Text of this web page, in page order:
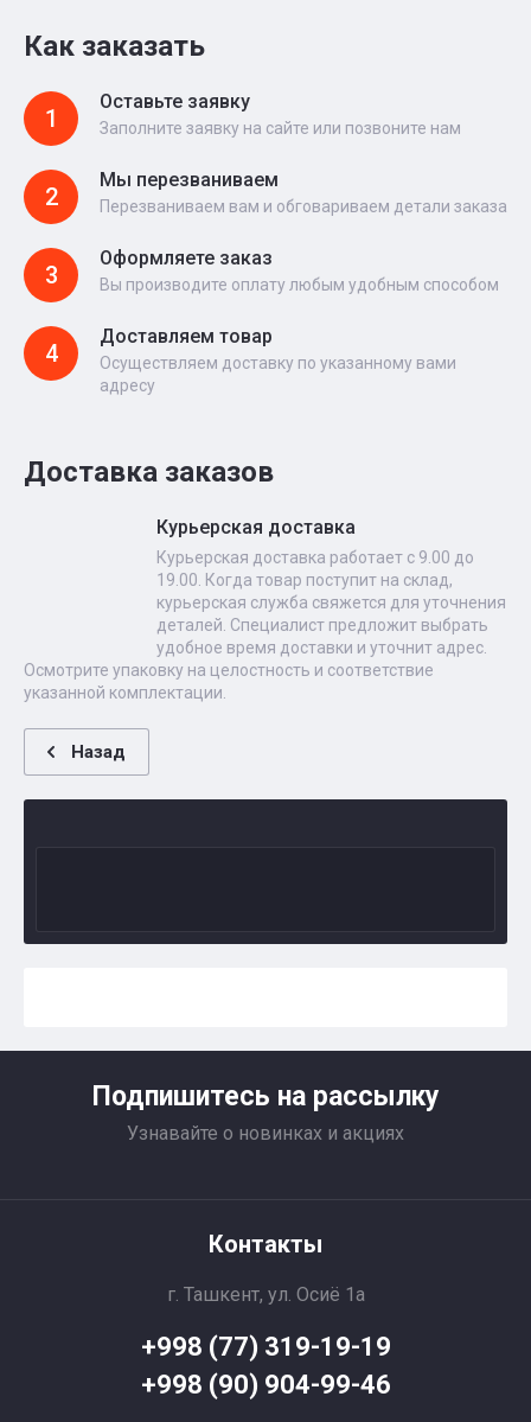
Как заказать
1
Оставьте заявку
Заполните заявку на сайте или позвоните нам
2
Мы перезваниваем
Перезваниваем вам и обговариваем детали заказа
3
Оформляете заказ
Вы производите оплату любым удобным способом
4
Доставляем товар
Осуществляем доставку по указанному вами
адресу
Доставка заказов
Курьерская доставка
Курьерская доставка работает с 9.00 до
19.00. Когда товар поступит на склад,
курьерская служба свяжется для уточнения
деталей. Специалист предложит выбрать
удобное время доставки и уточнит адрес.
Осмотрите упаковку на целостность и соответствие
указанной комплектации.
Назад
Подпишитесь на рассылку
Узнавайте о новинках и акциях
Контакты
г. Ташкент, ул. Осиё 1a
+998 (77) 319-19-19
+998 (90) 904-99-46